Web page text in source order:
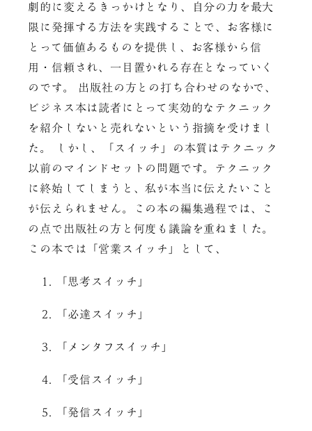
劇的に変えるきっかけとなり、自分の力を最大
限に発揮する方法を実践することで、お客様に
とって価値あるものを提供し、お客様から信
用・信頼され、一目置かれる存在となっていく
のです。 出版社の方との打ち合わせのなかで、
ビジネス本は読者にとって実効的なテクニック
を紹介しないと売れないという指摘を受けまし
た。 しかし、「スイッチ」の本質はテクニック
以前のマインドセットの問題です。テクニック
に終始してしまうと、私が本当に伝えたいこと
が伝えられません。この本の編集過程では、こ
の点で出版社の方と何度も議論を重ねました。
この本では「営業スイッチ」として、
「思考スイッチ」
「必達スイッチ」
「メンタフスイッチ」
「受信スイッチ」
「発信スイッチ」